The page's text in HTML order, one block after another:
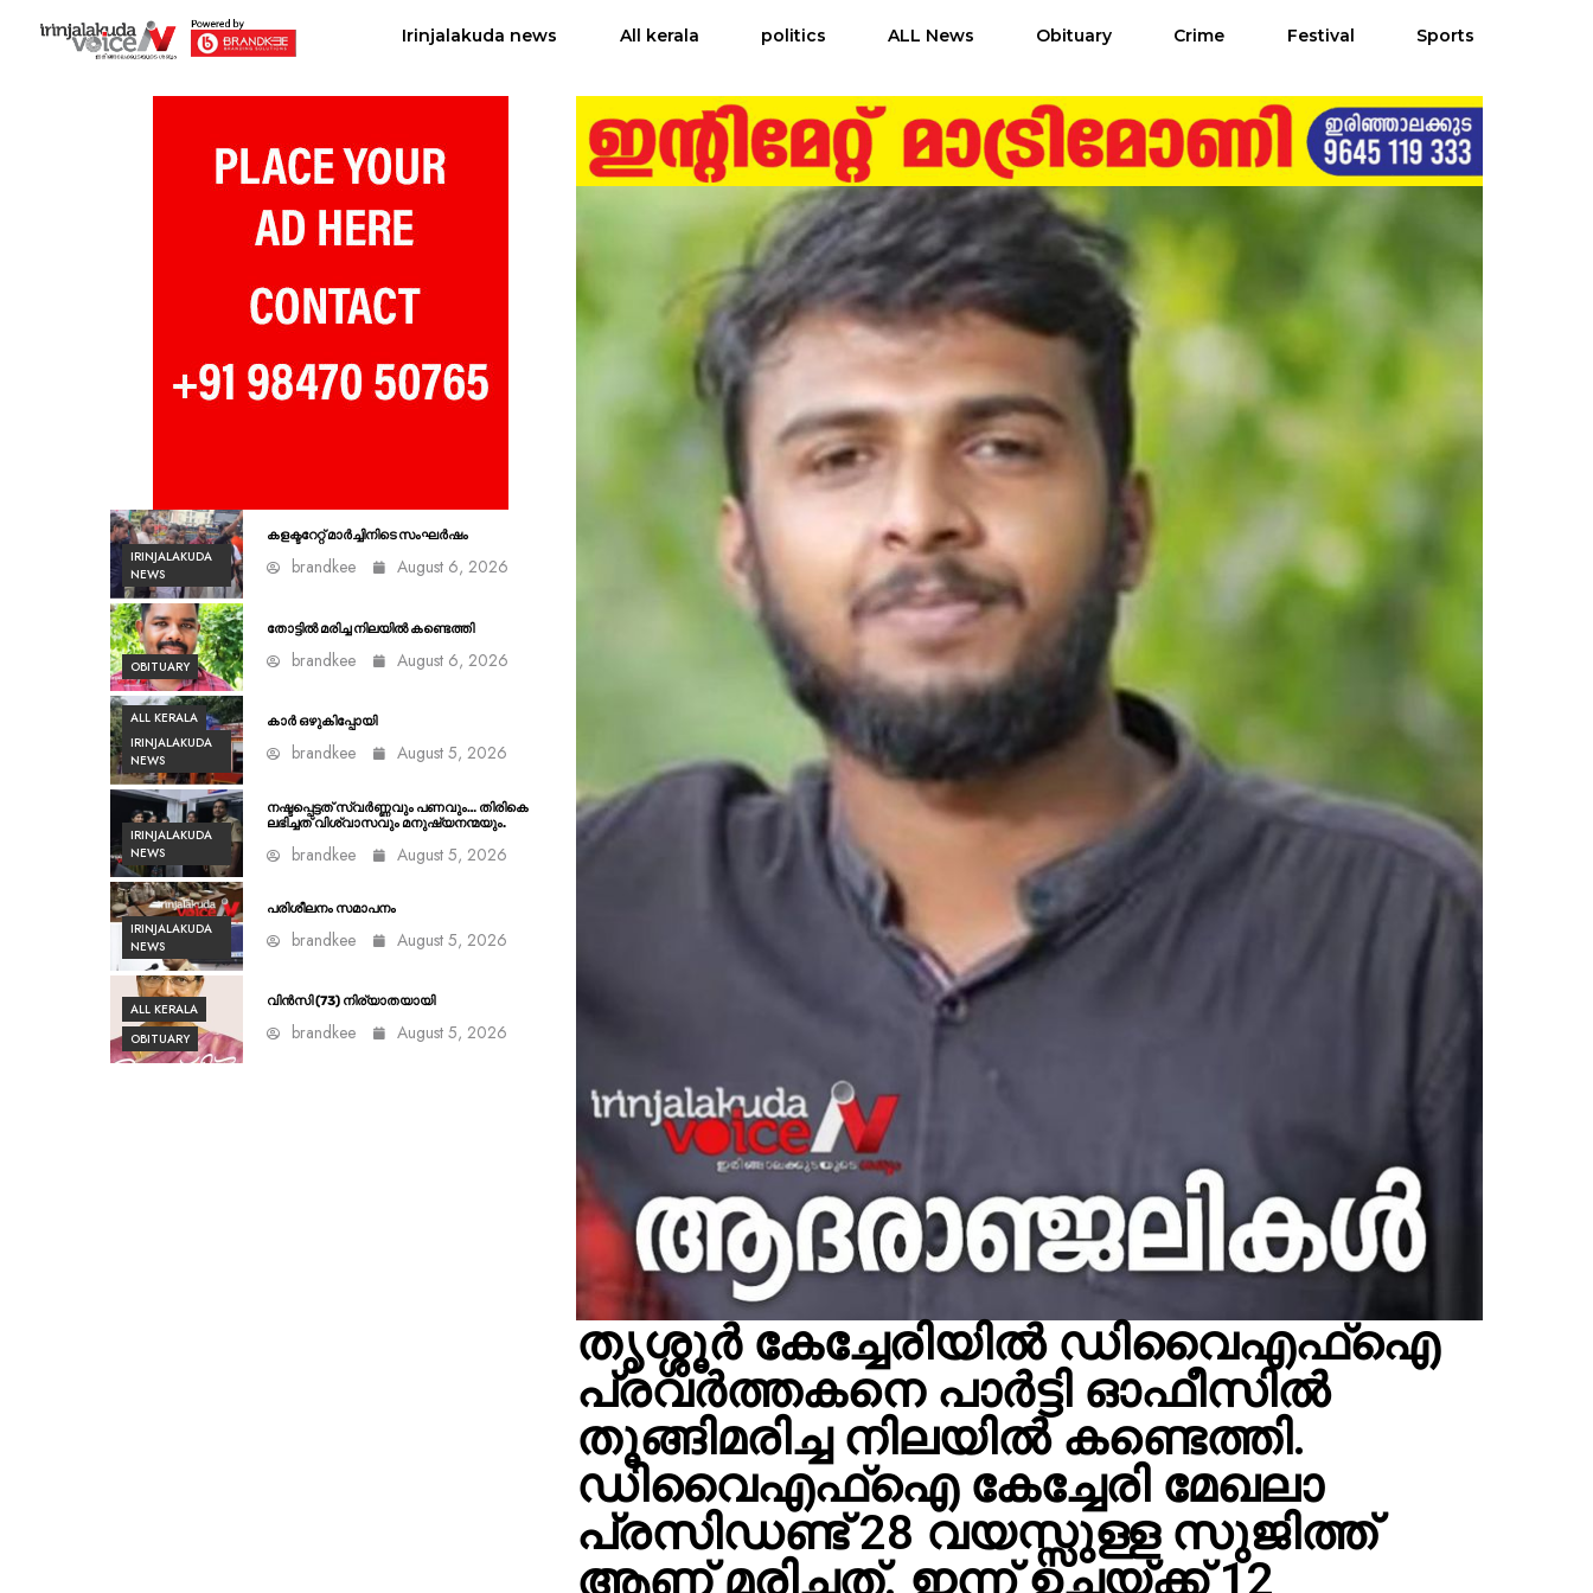
Irinjalakuda news All kerala politics ALL News Obituary Crime Festival Sports
തൃശ്ശൂര്‍ കേച്ചേരിയില്‍ ഡിവൈഎഫ്ഐ
പ്രവർത്തകനെ പാർട്ടി ഓഫീസിൽ
തൂങ്ങിമരിച്ച നിലയിൽ കണ്ടെത്തി.
ഡിവൈഎഫ്ഐ കേച്ചേരി മേഖലാ
പ്രസിഡണ്ട് 28 വയസ്സുള്ള സുജിത്ത്
ആണ് മരിച്ചത്. ഇന്ന് ഉച്ചയ്ക്ക് 12
IRINJALAKUDA
NEWS
കളക്ടറേറ്റ് മാർച്ചിനിടെ സംഘർഷം
brandkee August 6, 2026
OBITUARY
തോട്ടിൽ മരിച്ച നിലയിൽ കണ്ടെത്തി
brandkee August 6, 2026
ALL KERALA
IRINJALAKUDA
NEWS
കാർ ഒഴുകിപ്പോയി
brandkee August 5, 2026
IRINJALAKUDA
NEWS
നഷ്ടപ്പെട്ടത് സ്വർണ്ണവും പണവും… തിരികെ
ലഭിച്ചത് വിശ്വാസവും മനുഷ്യനന്മയും.
brandkee August 5, 2026
IRINJALAKUDA
NEWS
പരിശീലനം സമാപനം
brandkee August 5, 2026
ALL KERALA
OBITUARY
വിൻസി (73) നിര്യാതയായി
brandkee August 5, 2026